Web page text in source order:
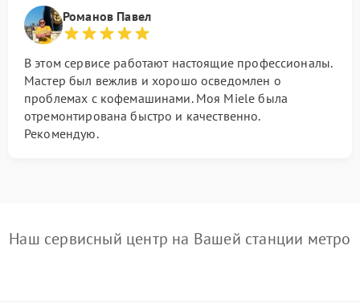
Романов Павел
В этом сервисе работают настоящие профессионалы.
Мастер был вежлив и хорошо осведомлен о
проблемах с кофемашинами. Моя Miele была
отремонтирована быстро и качественно.
Рекомендую.
Наш сервисный центр на Вашей станции метро